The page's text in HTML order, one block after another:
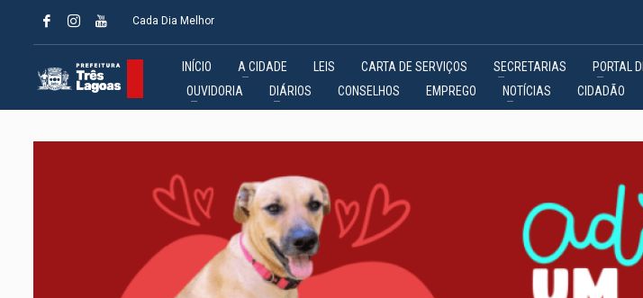
Cada Dia Melhor
INÍCIO A CIDADE LEIS CARTA DE SERVIÇOS SECRETARIAS PORTAL
OUVIDORIA
DIÁRIOS CONSELHOS EMPREGO NOTÍCIAS CIDADÃO